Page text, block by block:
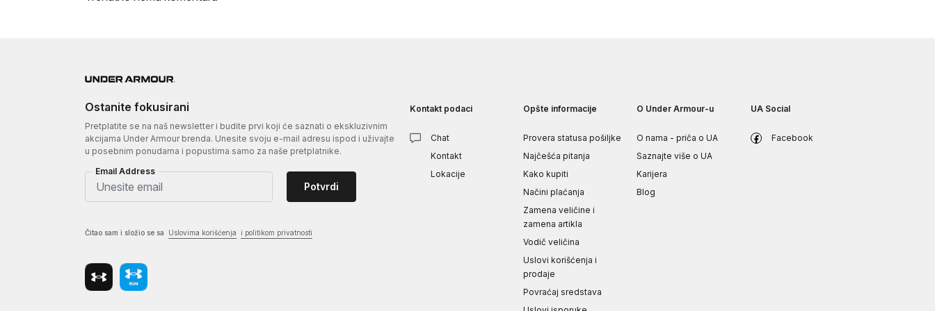
Ostanite fokusirani
Pretplatite se na naš newsletter i budite prvi koji će saznati o ekskluzivnim
akcijama Under Armour brenda. Unesite svoju e-mail adresu ispod i uživajte
u posebnim ponudama i popustima samo za naše pretplatnike.
Email Address
Potvrdi
Čitao sam i složio se sa Uslovima korišćenja i politikom privatnosti
Kontakt podaci
Chat
Kontakt
Lokacije
Opšte informacije
Provera statusa pošiljke
Najčešća pitanja
Kako kupiti
Načini plaćanja
Zamena veličine i
zamena artikla
Vodič veličina
Uslovi korišćenja i
prodaje
Povraćaj sredstava
O Under Armour-u
O nama - priča o UA
Saznajte više o UA
Karijera
Blog
UA Social
Facebook